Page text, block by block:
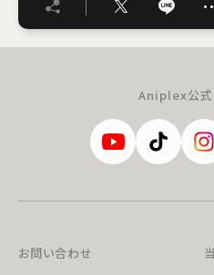
Aniplex公式
お問い合わせ